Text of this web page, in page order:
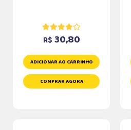
R$ 30,80
ADICIONAR AO CARRINHO
COMPRAR AGORA